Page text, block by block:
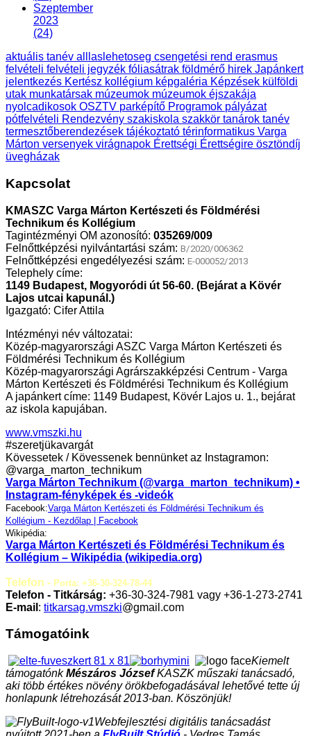
Szeptember
2023
(24)
aktuális tanév alllaslehetoseg csengetési rend erasmus
felvételi felvételi jegyzék fóliasátrak földmérő hirek Japánkert
jelentkezés Kertész kollégium képgaléria Képzések külföldi
utak munkatársak múzeumok múzeumok éjszakája
nyolcadikosok OSZTV parképítő Programok pályázat
pótfelvételi Rendezvény szakiskola szakkör tanárok tanév
termesztőberendezések tájékoztató térinformatikus Varga
Márton versenyek virágnapok Érettségi Érettségire ösztöndíj
üvegházak
Kapcsolat
KMASZC Varga Márton Kertészeti és Földmérési
Technikum és Kollégium
Tagintézményi OM azonosító: 035269/009
Felnőttképzési nyilvántartási szám: B/2020/006362
Felnőttképzési engedélyezési szám: E-000052/2013
Telephely címe:
1149 Budapest, Mogyoródi út 56-60. (Bejárat a Kövér
Lajos utcai kapunál.)
Igazgató: Cifer Attila
Intézményi név változatai:
Közép-magyarországi ASZC Varga Márton Kertészeti és
Földmérési Technikum és Kollégium
Közép-magyarországi Agrárszakképzési Centrum - Varga
Márton Kertészeti és Földmérési Technikum és Kollégium
A japánkert címe: 1149 Budapest, Kövér Lajos u. 1., bejárat
az iskola kapujában.
www.vmszki.hu
#szeretjükavargát
Kövessetek / Kövessenek bennünket az Instagramon:
@varga_marton_technikum
Varga Márton Technikum (@varga_marton_technikum) •
Instagram-fényképek és -videók
Facebook:Varga Márton Kertészeti és Földmérési Technikum és
Kollégium - Kezdőlap | Facebook
Wikipédia:
Varga Márton Kertészeti és Földmérési Technikum és
Kollégium – Wikipédia (wikipedia.org)
Telefon - Porta: +36-30-324-78-44
Telefon - Titkárság: +36-30-324-7981 vagy +36-1-273-2741
E-mail : titkarsag.vmszki@gmail.com
Támogatóink
Kiemelt
támogatónkMészáros JózsefKASZK műszaki tanácsadó,
aki több értékes növény örökbefogadásával lehetővé tette új
honlapunk létrehozását 2013-ban. Köszönjük!
Webfejlesztési digitális tanácsadást